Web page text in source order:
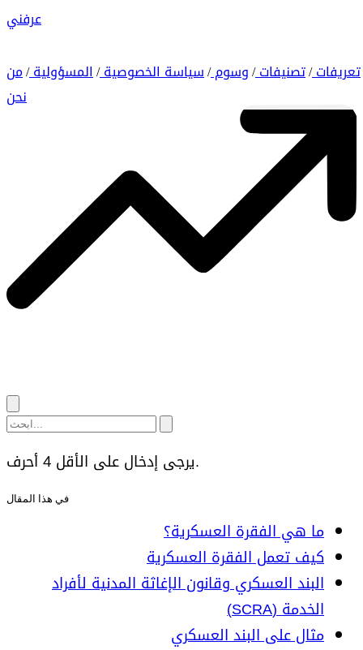
عرفني
تعريفات/ تصنيفات/ وسوم/ سياسة الخصوصية/ المسؤولية/ من
نحن
يرجى إدخال على الأقل 4 أحرف.
في هذا المقال
ما هي الفقرة العسكرية؟
كيف تعمل الفقرة العسكرية
البند العسكري وقانون الإغاثة المدنية لأفراد
الخدمة (SCRA)
مثال على البند العسكري